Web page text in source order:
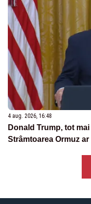
4 aug. 2026, 16:48
Donald Trump, tot
Strâmtoarea Ormuz